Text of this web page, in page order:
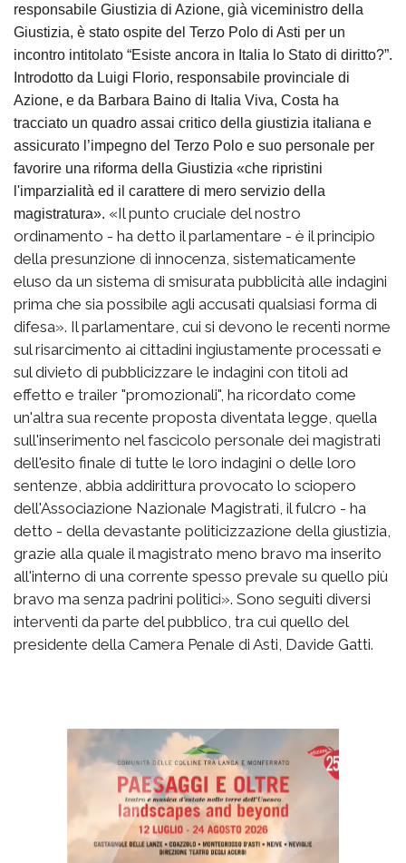
responsabile Giustizia di Azione, già viceministro della
Giustizia, è stato ospite del Terzo Polo di Asti per un
incontro intitolato “Esiste ancora in Italia lo Stato di diritto?”.
Introdotto da Luigi Florio, responsabile provinciale di
Azione, e da Barbara Baino di Italia Viva, Costa ha
tracciato un quadro assai critico della giustizia italiana e
assicurato l’impegno del Terzo Polo e suo personale per
favorire una riforma della Giustizia «che ripristini
l'imparzialità ed il carattere di mero servizio della
magistratura». «Il punto cruciale del nostro
ordinamento - ha detto il parlamentare - è il principio
della presunzione di innocenza, sistematicamente
eluso da un sistema di smisurata pubblicità alle indagini
prima che sia possibile agli accusati qualsiasi forma di
difesa». Il parlamentare, cui si devono le recenti norme
sul risarcimento ai cittadini ingiustamente processati e
sul divieto di pubblicizzare le indagini con titoli ad
effetto e trailer "promozionali", ha ricordato come
un'altra sua recente proposta diventata legge, quella
sull'inserimento nel fascicolo personale dei magistrati
dell'esito finale di tutte le loro indagini o delle loro
sentenze, abbia addirittura provocato lo sciopero
dell'Associazione Nazionale Magistrati, il fulcro - ha
detto - della devastante politicizzazione della giustizia,
grazie alla quale il magistrato meno bravo ma inserito
all'interno di una corrente spesso prevale su quello più
bravo ma senza padrini politici». Sono seguiti diversi
interventi da parte del pubblico, tra cui quello del
presidente della Camera Penale di Asti, Davide Gatti.